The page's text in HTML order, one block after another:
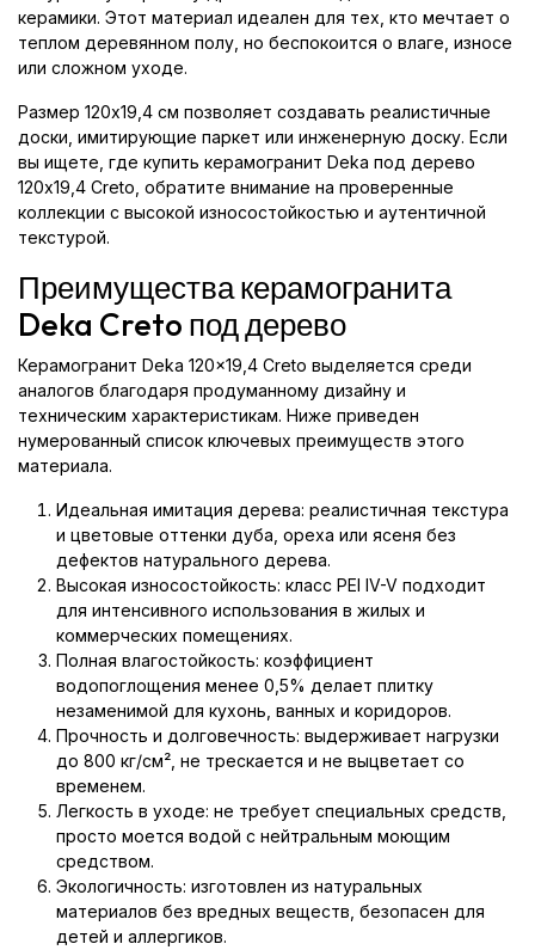
керамики. Этот материал идеален для тех, кто мечтает о
теплом деревянном полу, но беспокоится о влаге, износе
или сложном уходе.
Размер 120x19,4 см позволяет создавать реалистичные
доски, имитирующие паркет или инженерную доску. Если
вы ищете, где купить керамогранит Deka под дерево
120x19,4 Creto, обратите внимание на проверенные
коллекции с высокой износостойкостью и аутентичной
текстурой.
Преимущества керамогранита
Deka Creto под дерево
Керамогранит Deka 120x19,4 Creto выделяется среди
аналогов благодаря продуманному дизайну и
техническим характеристикам. Ниже приведен
нумерованный список ключевых преимуществ этого
материала.
Идеальная имитация дерева: реалистичная текстура
и цветовые оттенки дуба, ореха или ясеня без
дефектов натурального дерева.
Высокая износостойкость: класс PEI IV-V подходит
для интенсивного использования в жилых и
коммерческих помещениях.
Полная влагостойкость: коэффициент
водопоглощения менее 0,5% делает плитку
незаменимой для кухонь, ванных и коридоров.
Прочность и долговечность: выдерживает нагрузки
до 800 кг/см², не трескается и не выцветает со
временем.
Легкость в уходе: не требует специальных средств,
просто моется водой с нейтральным моющим
средством.
Экологичность: изготовлен из натуральных
материалов без вредных веществ, безопасен для
детей и аллергиков.